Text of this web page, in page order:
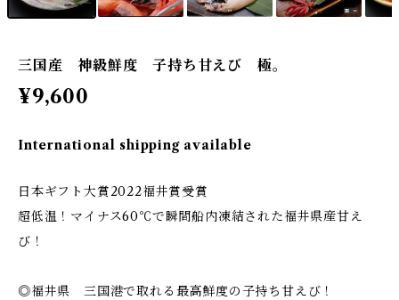
三国産 神級鮮度 子持ち甘えび 極。
¥9,600
International shipping available
日本ギフト大賞2022福井賞受賞
超低温！マイナス60℃で瞬間船内凍結された福井県産甘え
び！
◎福井県 三国港で取れる最高鮮度の子持ち甘えび！